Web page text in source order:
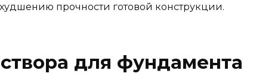
прочности готовой конструкции.
для фундамента